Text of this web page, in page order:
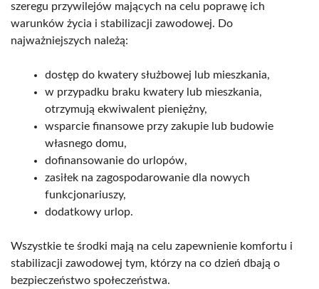
szeregu przywilejów mających na celu poprawę ich
warunków życia i stabilizacji zawodowej. Do
najważniejszych należą:
dostęp do kwatery służbowej lub mieszkania,
w przypadku braku kwatery lub mieszkania,
otrzymują ekwiwalent pieniężny,
wsparcie finansowe przy zakupie lub budowie
własnego domu,
dofinansowanie do urlopów,
zasiłek na zagospodarowanie dla nowych
funkcjonariuszy,
dodatkowy urlop.
Wszystkie te środki mają na celu zapewnienie komfortu i
stabilizacji zawodowej tym, którzy na co dzień dbają o
bezpieczeństwo społeczeństwa.